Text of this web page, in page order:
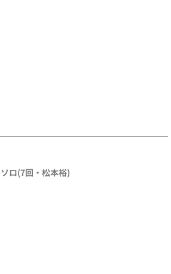
ロ(7回・ 松本裕)